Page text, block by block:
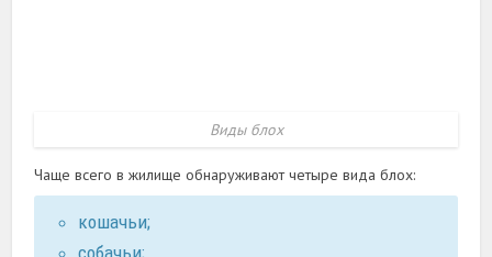
Виды блох
Чаще всего в жилище обнаруживают четыре вида блох:
кошачьи;
собачьи;